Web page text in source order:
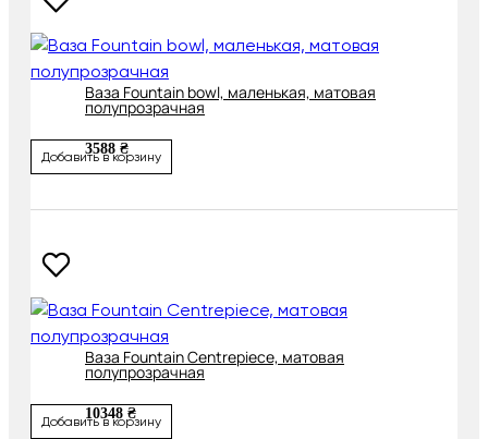
Ваза Fountain bowl, маленькая, матовая
полупрозрачная
3588 ₴
Добавить в корзину
Ваза Fountain Centrepiece, матовая
полупрозрачная
10348 ₴
Добавить в корзину